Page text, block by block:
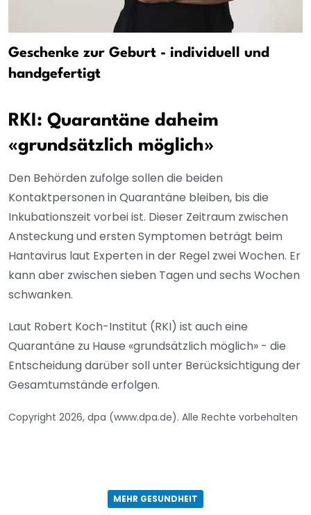
Geschenke zur Geburt - individuell und
handgefertigt
RKI: Quarantäne daheim
«grundsätzlich möglich»
Den Behörden zufolge sollen die beiden
Kontaktpersonen in Quarantäne bleiben, bis die
Inkubationszeit vorbei ist. Dieser Zeitraum zwischen
Ansteckung und ersten Symptomen beträgt beim
Hantavirus laut Experten in der Regel zwei Wochen. Er
kann aber zwischen sieben Tagen und sechs Wochen
schwanken.
Laut Robert Koch-Institut (RKI) ist auch eine
Quarantäne zu Hause «grundsätzlich möglich» - die
Entscheidung darüber soll unter Berücksichtigung der
Gesamtumstände erfolgen.
Copyright 2026, dpa (www.dpa.de). Alle Rechte vorbehalten
MEHR GESUNDHEIT